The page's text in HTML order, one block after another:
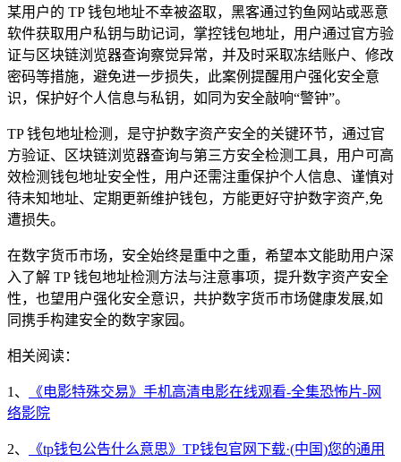
某用户的 TP 钱包地址不幸被盗取，黑客通过钓鱼网站或恶意
软件获取用户私钥与助记词，掌控钱包地址，用户通过官方验
证与区块链浏览器查询察觉异常，并及时采取冻结账户、修改
密码等措施，避免进一步损失，此案例提醒用户强化安全意
识，保护好个人信息与私钥，如同为安全敲响“警钟”。
TP 钱包地址检测，是守护数字资产安全的关键环节，通过官
方验证、区块链浏览器查询与第三方安全检测工具，用户可高
效检测钱包地址安全性，用户还需注重保护个人信息、谨慎对
待未知地址、定期更新维护钱包，方能更好守护数字资产,免
遭损失。
在数字货币市场，安全始终是重中之重，希望本文能助用户深
入了解 TP 钱包地址检测方法与注意事项，提升数字资产安全
性，也望用户强化安全意识，共护数字货币市场健康发展,如
同携手构建安全的数字家园。
相关阅读：
1、
《电影特殊交易》手机高清电影在线观看-全集恐怖片-网
络影院
2、
《tp钱包公告什么意思》TP钱包官网下载·(中国)您的通用